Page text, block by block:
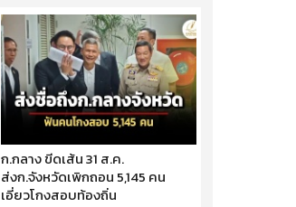
ก.กลาง ขีดเส้น 31 ส.ค.
ส่งก.จังหวัดเพิกถอน 5,145 คน
เอี่ยวโกงสอบท้องถิ่น